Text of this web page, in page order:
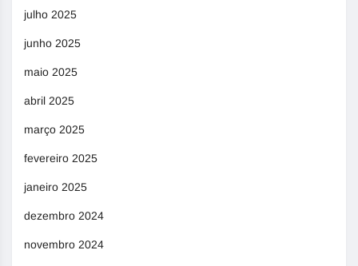
julho 2025
junho 2025
maio 2025
abril 2025
março 2025
fevereiro 2025
janeiro 2025
dezembro 2024
novembro 2024